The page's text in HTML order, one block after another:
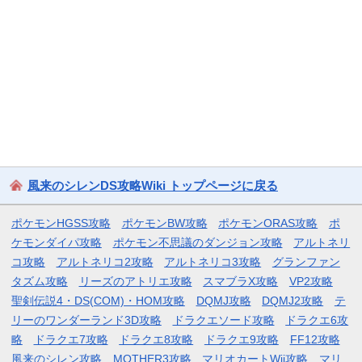
風来のシレンDS攻略Wiki トップページに戻る
ポケモンHGSS攻略 ポケモンBW攻略 ポケモンORAS攻略
ポ
ケモンダイパ攻略
ポケモン不思議のダンジョン攻略
アルトネリ
コ攻略
アルトネリコ2攻略 アルトネリコ3攻略
グランファン
タズム攻略
リーズのアトリエ攻略 スマブラX攻略
VP2攻略
聖剣伝説4・DS(COM)・HOM攻略
DQMJ攻略 DQMJ2攻略
テ
リーのワンダーランド3D攻略
ドラクエソード攻略
ドラクエ6攻
略
ドラクエ7攻略 ドラクエ8攻略 ドラクエ9攻略
FF12攻略
風来のシレン攻略
MOTHER3攻略 マリオカートWii攻略 マリ